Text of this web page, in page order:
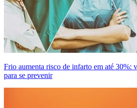
Frio aumenta risco de infarto em até 30%:
para se prevenir